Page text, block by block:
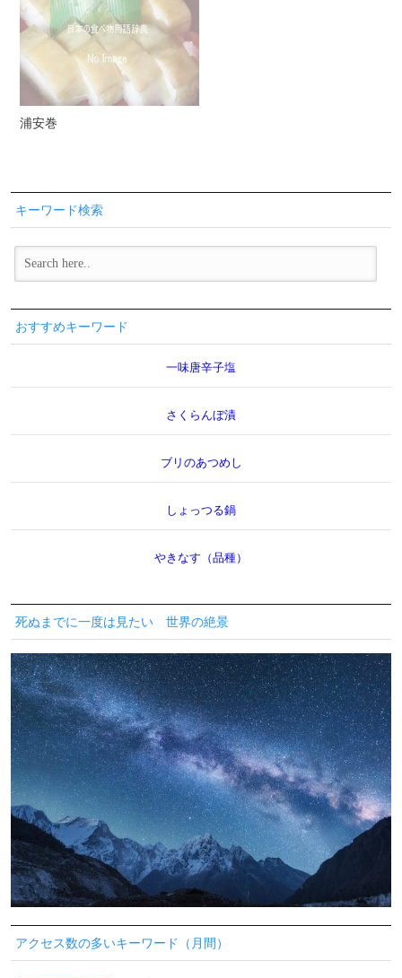
浦安巻
キーワード検索
おすすめキーワード
一味唐辛子塩
さくらんぼ漬
ブリのあつめし
しょっつる鍋
やきなす（品種）
死ぬまでに一度は見たい 世界の絶景
アクセス数の多いキーワード（月間）